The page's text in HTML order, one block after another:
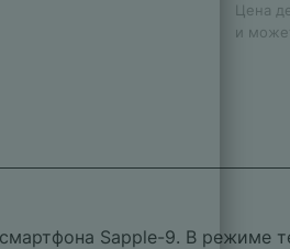
Цена
и
Sapple-9. В режиме